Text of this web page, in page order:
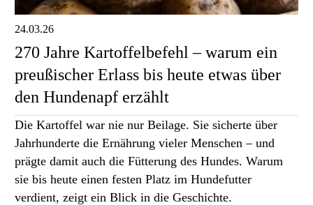
24.03.26
270 Jahre Kartoffelbefehl – warum ein
preußischer Erlass bis heute etwas über
den Hundenapf erzählt
Die Kartoffel war nie nur Beilage. Sie sicherte über
Jahrhunderte die Ernährung vieler Menschen – und
prägte damit auch die Fütterung des Hundes. Warum
sie bis heute einen festen Platz im Hundefutter
verdient, zeigt ein Blick in die Geschichte.